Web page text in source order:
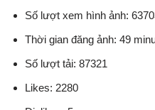
Số lượt xem hình ảnh:
Thời gian đăng ảnh: 49
Số lượt tải: 87321
Likes: 2280